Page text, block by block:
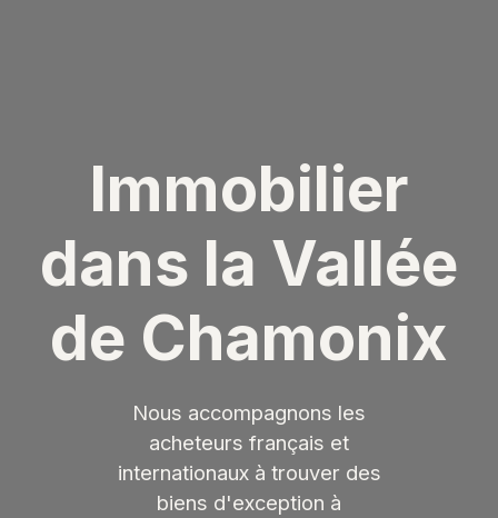
Immobilier
dans la Vallée
de Chamonix
Nous accompagnons les
acheteurs français et
internationaux à trouver des
biens d'exception à